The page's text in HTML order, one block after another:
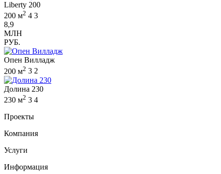
Liberty 200
200 м2 4 3
8,9
МЛН
РУБ.
Опен Вилладж
200 м2 3 2
Долина 230
230 м2 3 4
Проекты
Компания
Услуги
Информация